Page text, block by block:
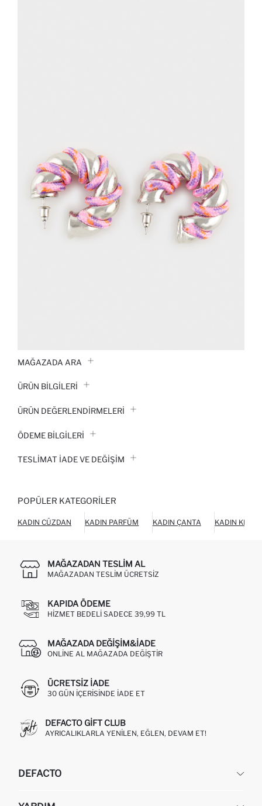
MAĞAZADA ARA
ÜRÜN BILGILERI
ÜRÜN DEĞERLENDİRMELERİ
ÖDEME BİLGİLERİ
TESLIMAT İADE VE DEĞIŞIM
POPÜLER KATEGORILER
KADIN CÜZDAN KADIN PARFÜM KADIN ÇANTA KADIN
MAĞAZADAN TESLIM AL
MAĞAZADAN TESLIM ÜCRETSIZ
KAPIDA ÖDEME
HIZMET BEDELI SADECE 39,99 TL
MAĞAZADA DEĞIŞIM&İADE
ONLINE AL MAĞAZADA DEĞIŞTIR
ÜCRETSIZ IADE
30 GÜN IÇERISINDE IADE ET
DEFACTO GIFT CLUB
AYRICALIKLARLA YENILEN, EĞLEN, DEVAM ET!
DEFACTO